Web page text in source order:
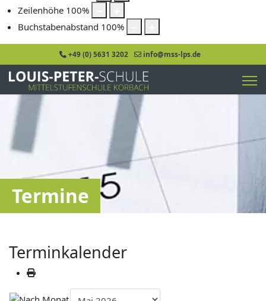
Zeilenhöhe 100%
Buchstabenabstand 100%
+49 (0) 5631 3202 info@mss-lps.de
Termine
Terminkalender